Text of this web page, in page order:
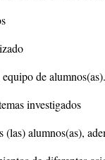
de alumnos(as).
investigados
alumnos(as),